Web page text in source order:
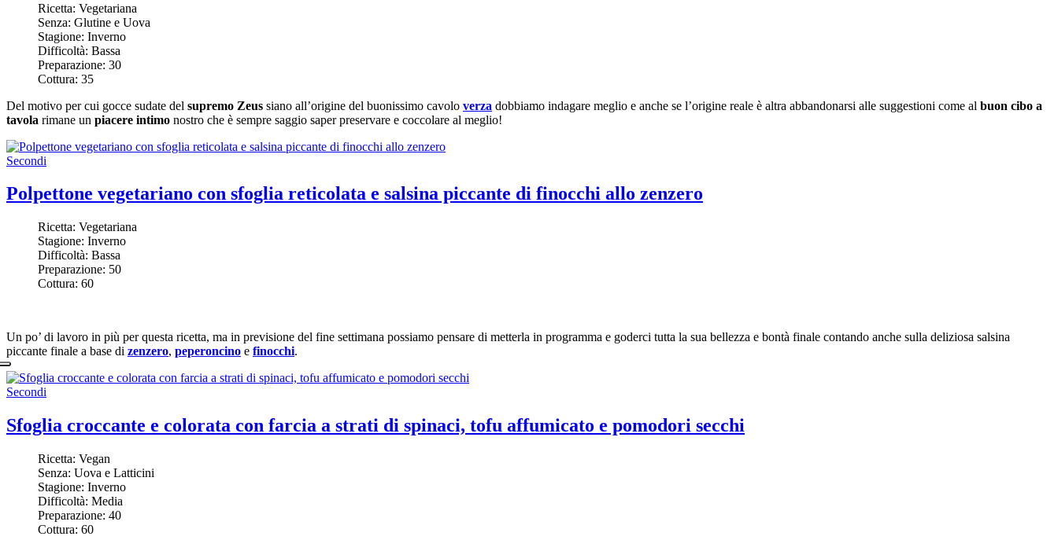
Ricetta: Vegetariana
Senza: Glutine e Uova
Stagione: Inverno
Difficoltà: Bassa
Preparazione: 30
Cottura: 35
Del motivo per cui gocce sudate del supremo Zeus siano all’origine del buonissimo cavolo verza dobbiamo indagare meglio e anche se l’origine reale è altra abbandonarsi alle suggestioni come al buon cibo a
tavola rimane un piacere intimo nostro che è sempre saggio saper preservare e coccolare al meglio!
Secondi
Polpettone vegetariano con sfoglia reticolata e salsina piccante di finocchi allo zenzero
Ricetta: Vegetariana
Stagione: Inverno
Difficoltà: Bassa
Preparazione: 50
Cottura: 60
Un po’ di lavoro in più per questa ricetta, ma in previsione del fine settimana possiamo pensare di metterla in programma e goderci tutta la sua bellezza e bontà finale contando anche sulla deliziosa salsina
piccante finale a base di zenzero, peperoncino e finocchi.
Secondi
Sfoglia croccante e colorata con farcia a strati di spinaci, tofu affumicato e pomodori secchi
Ricetta: Vegan
Senza: Uova e Latticini
Stagione: Inverno
Difficoltà: Media
Preparazione: 40
Cottura: 60